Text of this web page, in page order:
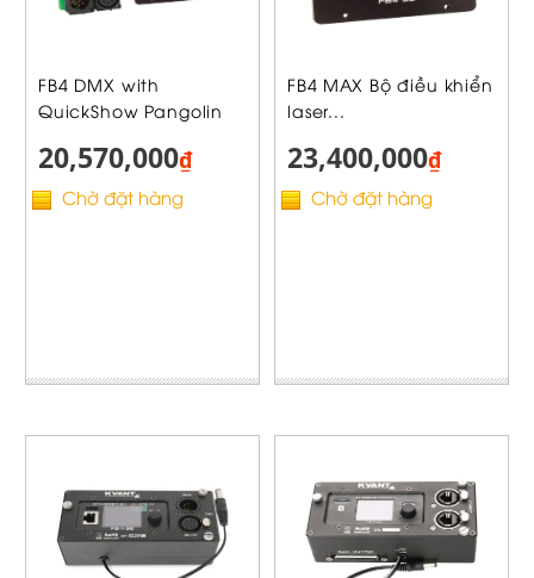
FB4 DMX with
QuickShow Pangolin
20,570,000₫
Chờ đặt hàng
FB4 MAX Bộ điều khiển
laser...
23,400,000₫
Chờ đặt hàng